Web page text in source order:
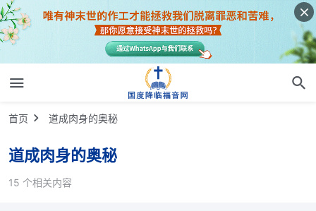
首页 道成肉身的奥秘
道成肉身的奥秘
15 个相关内容